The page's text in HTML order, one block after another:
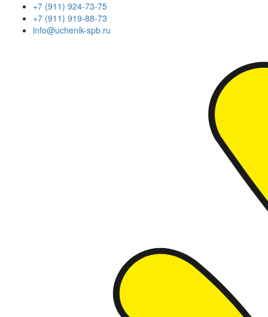
+7 (911) 924-73-75
+7 (911) 919-88-73
info@uchenik-spb.ru